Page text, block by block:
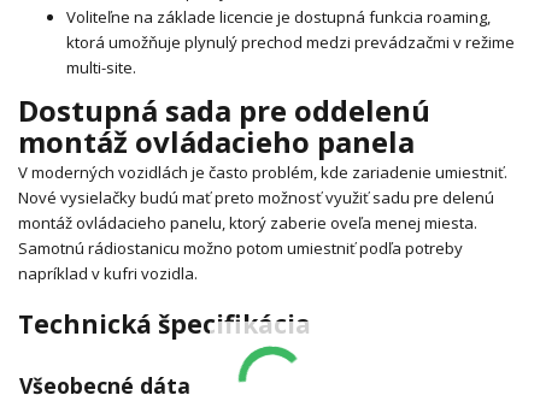
Voliteľne na základe licencie je dostupná funkcia roaming,
ktorá umožňuje plynulý prechod medzi prevádzačmi v režime
multi-site.
Dostupná sada pre oddelenú
montáž ovládacieho panela
V moderných vozidlách je často problém, kde zariadenie umiestniť.
Nové vysielačky budú mať preto možnosť využiť sadu pre delenú
montáž ovládacieho panelu, ktorý zaberie oveľa menej miesta.
Samotnú rádiostanicu možno potom umiestniť podľa potreby
napríklad v kufri vozidla.
Technická špecifikácia
Všeobecné dáta